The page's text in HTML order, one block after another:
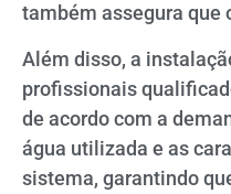
também assegura que
Além disso, a
profissionais
de acordo com a
água utilizada e as
sistema, garantindo